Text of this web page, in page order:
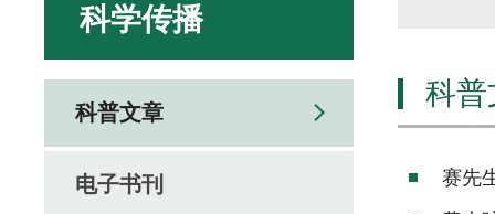
科学传播
科普文章
电子书刊
科普
赛先